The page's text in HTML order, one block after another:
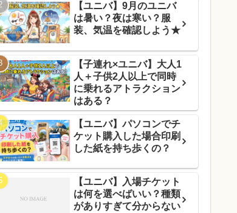
【ユニバ】9月のユニバ
は暑い？夜は寒い？服
装、気温を確認しよう★
【子連れ×ユニバ】大人1
人＋子供2人以上で同時
に乗れるアトラクション
はある？
【ユニバ】パソコンでチ
ケット購入した場合印刷
した紙を持ち歩くの？
【ユニバ】入場チケット
は何を選べばいい？種類
がありすぎて分からない